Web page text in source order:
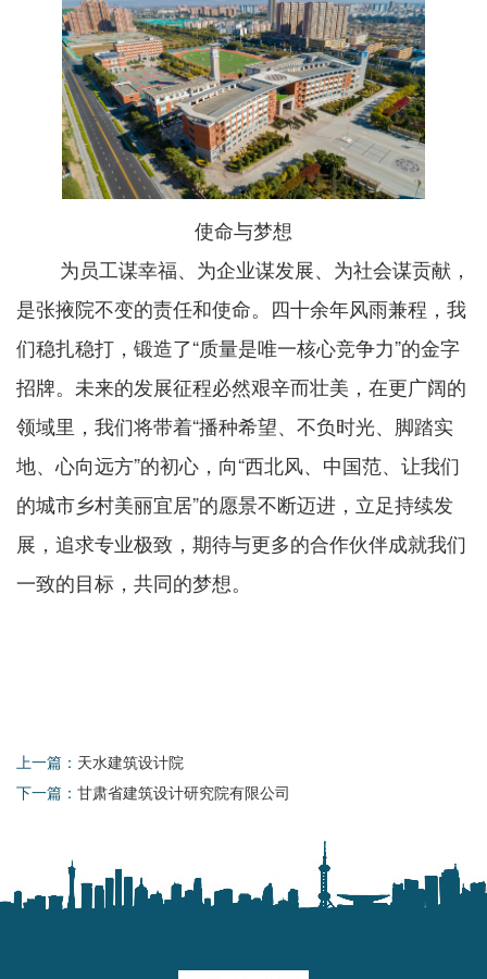
使命与梦想
为员工谋幸福、为企业谋发展、为社会谋贡献，
是张掖院不变的责任和使命。四十余年风雨兼程，我
们稳扎稳打，锻造了“质量是唯一核心竞争力”的金字
招牌。未来的发展征程必然艰辛而壮美，在更广阔的
领域里，我们将带着“播种希望、不负时光、脚踏实
地、心向远方”的初心，向“西北风、中国范、让我们
的城市乡村美丽宜居”的愿景不断迈进，立足持续发
展，追求专业极致，期待与更多的合作伙伴成就我们
一致的目标，共同的梦想。
上一篇： 天水建筑设计院
下一篇： 甘肃省建筑设计研究院有限公司